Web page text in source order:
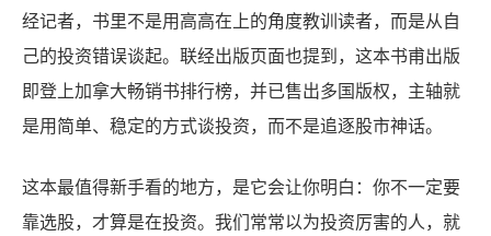
经记者，书里不是用高高在上的角度教训读者，而是从自
己的投资错误谈起。联经出版页面也提到，这本书甫出版
即登上加拿大畅销书排行榜，并已售出多国版权，主轴就
是用简单、稳定的方式谈投资，而不是追逐股市神话。
这本最值得新手看的地方，是它会让你明白：你不一定要
靠选股，才算是在投资。我们常常以为投资厉害的人，就